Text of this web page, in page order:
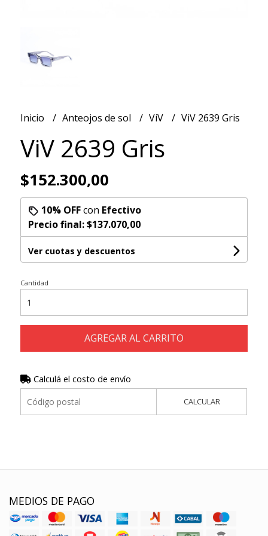
Inicio Anteojos de sol ViV ViV 2639 Gris
ViV 2639 Gris
$152.300,00
10% OFFcon Efectivo
Precio final:$137.070,00
Ver cuotas y descuentos
Cantidad
AGREGAR AL CARRITO
Calculá el costo de envío
CALCULAR
MEDIOS DE PAGO